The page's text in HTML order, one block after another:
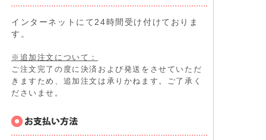
インターネットにて24時間受け付けておりま
す。
※追加注文について：
ご注文完了の度に決済および発送をさせていただ
きますため、追加注文は承りかねます。ご了承く
ださいませ。